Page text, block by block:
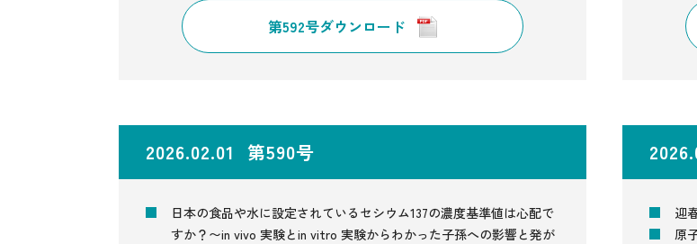
第592号ダウンロード
2026.02.01 第590号
日本の食品や水に設定されているセシウム137の濃度基準値は心配で
すか？〜in vivo 実験とin vitro 実験からわかった子孫への影響と発が
迎
原